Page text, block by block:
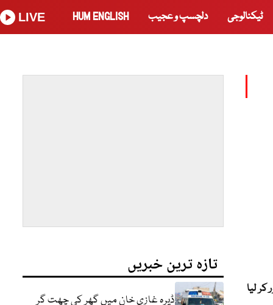
ٹیکنالوجی دلچسپ و عجیب HUM ENGLISH
LIVE
تازہ ترین خبریں
ڈیرہ غازی خان میں گھر کی چھت گر